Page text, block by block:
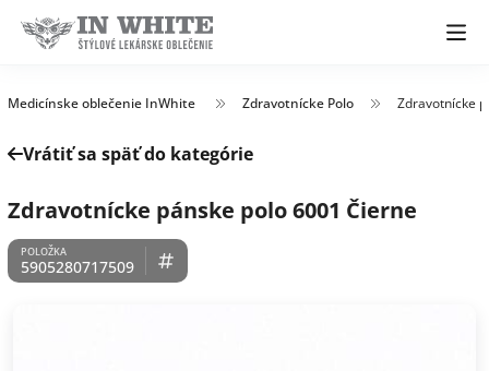
Medicínske oblečenie InWhite Zdravotnícke Polo Zdravotnícke
Vrátiť sa späť do kategórie
Zdravotnícke pánske polo 6001 Čierne
5905280717509